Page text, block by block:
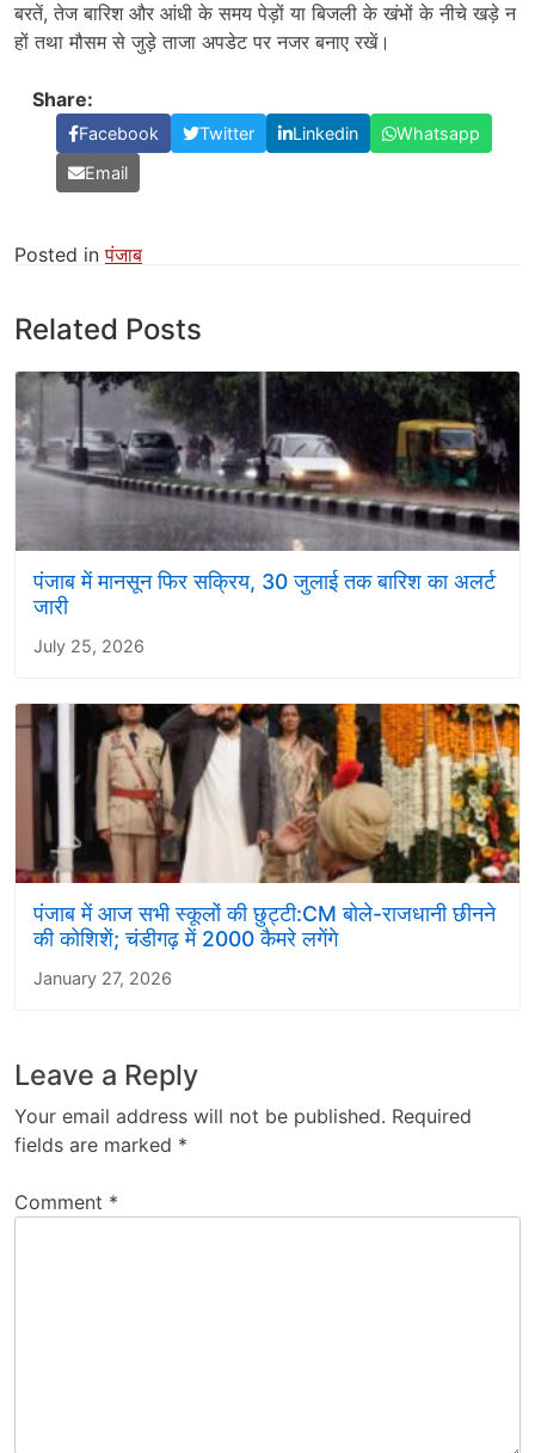
बरतें, तेज बारिश और आंधी के समय पेड़ों या बिजली के खंभों के नीचे खड़े न
हों तथा मौसम से जुड़े ताजा अपडेट पर नजर बनाए रखें।
Share:
Facebook Twitter Linkedin
Whatsapp
Email
Posted inपंजाब
Related Posts
पंजाब में मानसून फिर सक्रिय, 30 जुलाई तक बारिश का अलर्ट
जारी
July 25, 2026
पंजाब में आज सभी स्कूलों की छुट्टी:CM बोले-राजधानी छीनने
की कोशिशें; चंडीगढ़ में 2000 कैमरे लगेंगे
January 27, 2026
Leave a Reply
Your email address will not be published. Required
fields are marked *
Comment *